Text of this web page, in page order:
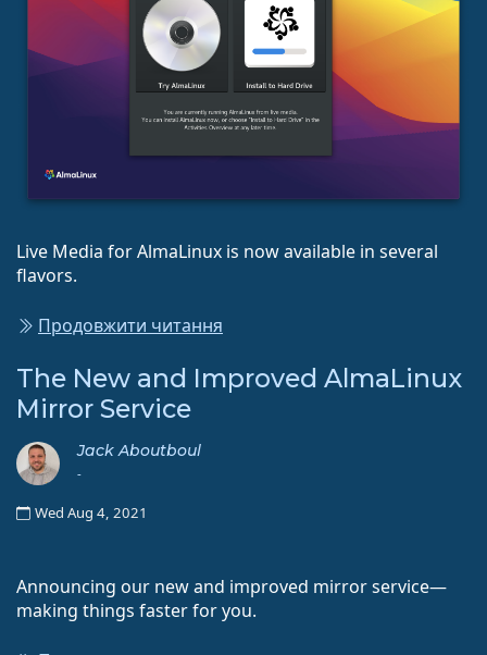
Live Media for AlmaLinux is now available in several
flavors.
Продовжити читання
The New and Improved AlmaLinux
Mirror Service
Jack Aboutboul
-
Wed Aug 4, 2021
Announcing our new and improved mirror service—
making things faster for you.